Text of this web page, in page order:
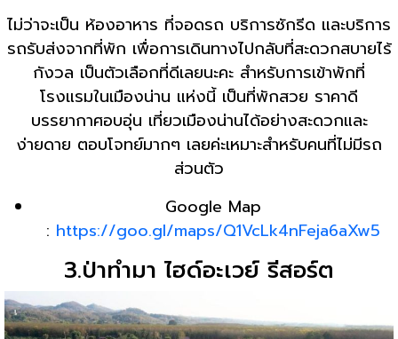
ไม่ว่าจะเป็น ห้องอาหาร ที่จอดรถ บริการซักรีด และบริการ
รถรับส่งจากที่พัก เพื่อการเดินทางไปกลับที่สะดวกสบายไร้
กังวล เป็นตัวเลือกที่ดีเลยนะคะ สำหรับการเข้าพักที่
โรงแรมในเมืองน่าน แห่งนี้ เป็นที่พักสวย ราคาดี
บรรยากาศอบอุ่น เที่ยวเมืองน่านได้อย่างสะดวกและ
ง่ายดาย ตอบโจทย์มากๆ เลยค่ะเหมาะสำหรับคนที่ไม่มีรถ
ส่วนตัว
Google Map
: https://goo.gl/maps/Q1VcLk4nFeja6aXw5
3.ป่าทำมา ไฮด์อะเวย์ รีสอร์ต